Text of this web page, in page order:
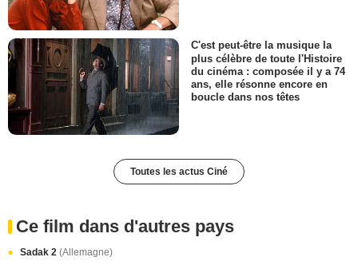
C'est peut-être la musique la
plus célèbre de toute l'Histoire
du cinéma : composée il y a 74
ans, elle résonne encore en
boucle dans nos têtes
Toutes les actus Ciné
Ce film dans d'autres pays
Sadak 2 (Allemagne)